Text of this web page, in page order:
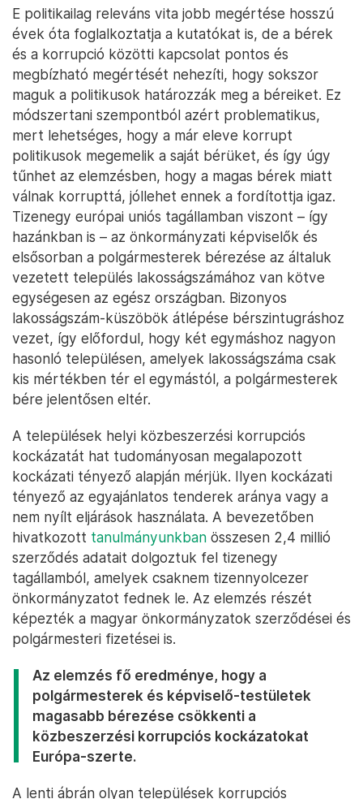
E politikailag releváns vita jobb megértése hosszú
évek óta foglalkoztatja a kutatókat is, de a bérek
és a korrupció közötti kapcsolat pontos és
megbízható megértését nehezíti, hogy sokszor
maguk a politikusok határozzák meg a béreiket. Ez
módszertani szempontból azért problematikus,
mert lehetséges, hogy a már eleve korrupt
politikusok megemelik a saját bérüket, és így úgy
tűnhet az elemzésben, hogy a magas bérek miatt
válnak korrupttá, jóllehet ennek a fordítottja igaz.
Tizenegy európai uniós tagállamban viszont – így
hazánkban is – az önkormányzati képviselők és
elsősorban a polgármesterek bérezése az általuk
vezetett település lakosságszámához van kötve
egységesen az egész országban. Bizonyos
lakosságszám-küszöbök átlépése bérszintugráshoz
vezet, így előfordul, hogy két egymáshoz nagyon
hasonló településen, amelyek lakosságszáma csak
kis mértékben tér el egymástól, a polgármesterek
bére jelentősen eltér.
A települések helyi közbeszerzési korrupciós
kockázatát hat tudományosan megalapozott
kockázati tényező alapján mérjük. Ilyen kockázati
tényező az egyajánlatos tenderek aránya vagy a
nem nyílt eljárások használata. A bevezetőben
hivatkozott tanulmányunkban összesen 2,4 millió
szerződés adatait dolgoztuk fel tizenegy
tagállamból, amelyek csaknem tizennyolcezer
önkormányzatot fednek le. Az elemzés részét
képezték a magyar önkormányzatok szerződései és
polgármesteri fizetései is.
Az elemzés fő eredménye, hogy a
polgármesterek és képviselő-testületek
magasabb bérezése csökkenti a
közbeszerzési korrupciós kockázatokat
Európa-szerte.
A lenti ábrán olyan települések korrupciós